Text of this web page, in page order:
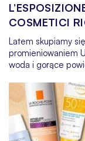
COSMETICI
Latem skupiamy
promieniowaniem
woda i gorące
łamliwe i trudne
słońcu potrzebują
to podstawa, by
kondycję –
Pharm!